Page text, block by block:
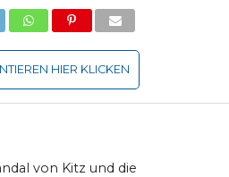
HIER KLICKEN
von Kitz und die